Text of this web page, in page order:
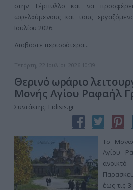
στην Τέρπυλλο και να
ωφελούμενους και τους
Ιουλίου 2026.
Διαβάστε περισσότερα...
Τετάρτη, 22 Ιουλίου 2026 10:39
Θερινό ωράριο
Μονής Αγίου Ραφαήλ
Συντάκτης: Eidisis.gr
Το
Αγίου
έως τις